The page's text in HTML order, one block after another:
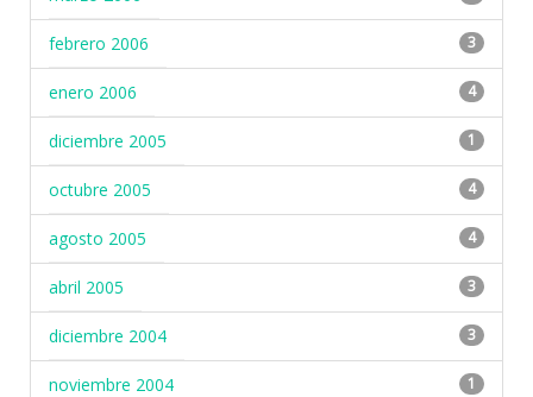
febrero 2006 3
enero 2006 4
diciembre 2005 1
octubre 2005 4
agosto 2005 4
abril 2005 3
diciembre 2004 3
noviembre 2004 1